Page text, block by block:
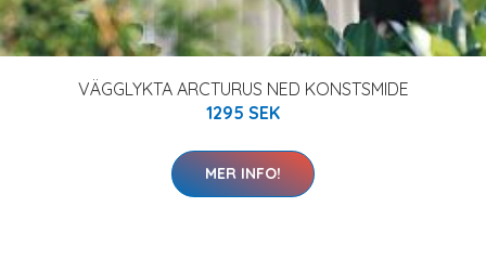
VÄGGLYKTA ARCTURUS NED KONSTSMIDE
1295 SEK
MER INFO!